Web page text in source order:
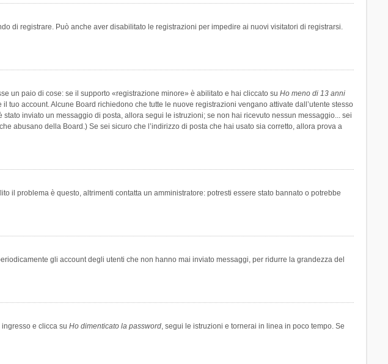
di registrare. Può anche aver disabilitato le registrazioni per impedire ai nuovi visitatori di registrarsi.
un paio di cose: se il supporto «registrazione minore» è abilitato e hai cliccato su Ho meno di 13 anni
account. Alcune Board richiedono che tutte le nuove registrazioni vengano attivate dall’utente stesso
inviato un messaggio di posta, allora segui le istruzioni; se non hai ricevuto nessun messaggio... sei
abusano della Board.) Se sei sicuro che l’indirizzo di posta che hai usato sia corretto, allora prova a
il problema è questo, altrimenti contatta un amministratore: potresti essere stato bannato o potrebbe
gli account degli utenti che non hanno mai inviato messaggi, per ridurre la grandezza del
e clicca su Ho dimenticato la password, segui le istruzioni e tornerai in linea in poco tempo. Se